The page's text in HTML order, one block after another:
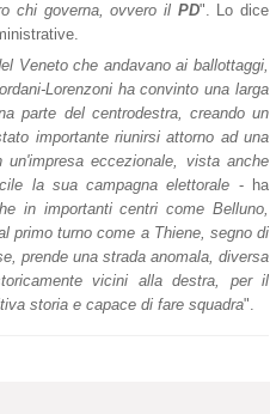
chi governa, ovvero il PD". Lo dice
Veneto che andavano ai ballottaggi,
Lorenzoni ha convinto una larga
parte del centrodestra, creando un
importante riunirsi attorno ad una
eccezionale, vista anche
la sua campagna elettorale - ha
in importanti centri come Belluno,
primo turno come a Thiene, segno di
prende una strada anomala, diversa
vicini alla destra, per il
storia e capace di fare squadra".